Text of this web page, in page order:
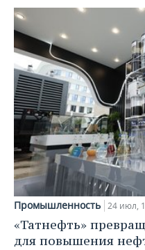
Промышленность 24 июл,
«Татнефть»
для повышения